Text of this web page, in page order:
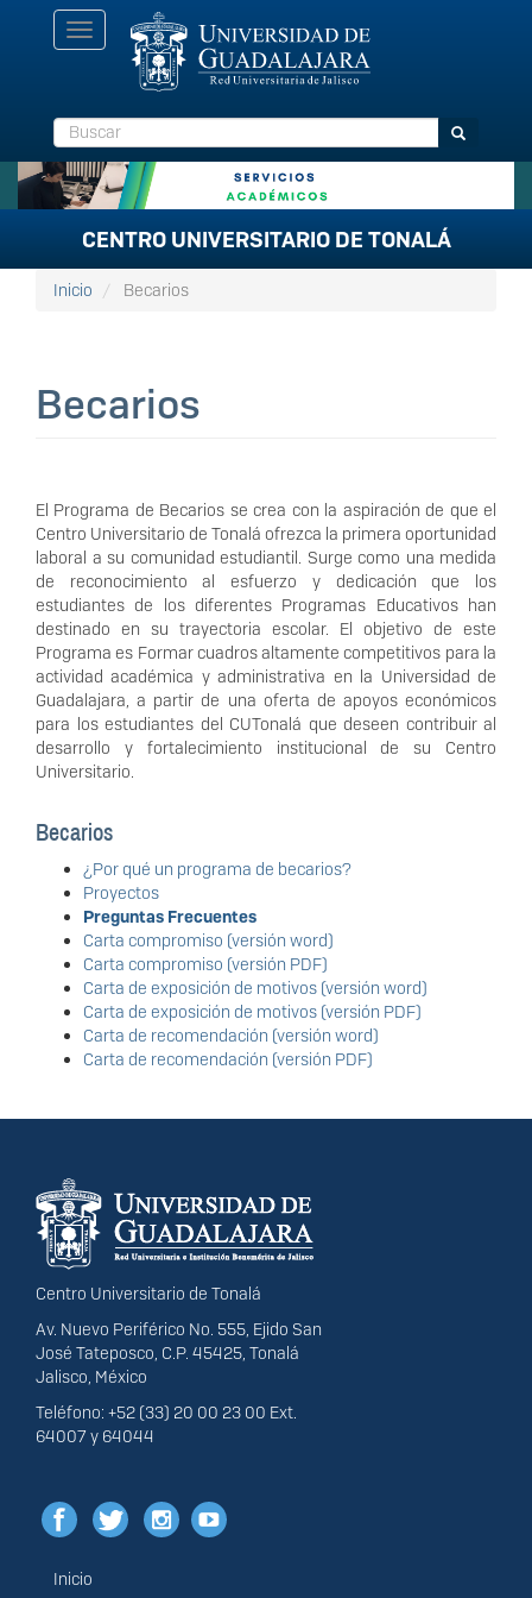
Toggle
navigation
Buscar Buscar
CENTRO UNIVERSITARIO DE TONALÁ
Inicio Becarios
Becarios
El Programa de Becarios se crea con la aspiración de que el
Centro Universitario de Tonalá ofrezca la primera oportunidad
laboral a su comunidad estudiantil. Surge como una medida
de reconocimiento al esfuerzo y dedicación que los
estudiantes de los diferentes Programas Educativos han
destinado en su trayectoria escolar. El objetivo de este
Programa es Formar cuadros altamente competitivos para la
actividad académica y administrativa en la Universidad de
Guadalajara, a partir de una oferta de apoyos económicos
para los estudiantes del CUTonalá que deseen contribuir al
desarrollo y fortalecimiento institucional de su Centro
Universitario.
Becarios
¿Por qué un programa de becarios?
Proyectos
Preguntas Frecuentes
Carta compromiso (versión word)
Carta compromiso (versión PDF)
Carta de exposición de motivos (versión word)
Carta de exposición de motivos (versión PDF)
Carta de recomendación (versión word)
Carta de recomendación (versión PDF)
Información del
portal
Centro Universitario de Tonalá
Av. Nuevo Periférico No. 555, Ejido San
José Tateposco, C.P. 45425, Tonalá
Jalisco, México
Teléfono: +52 (33) 20 00 23 00 Ext.
64007 y 64044
Inicio